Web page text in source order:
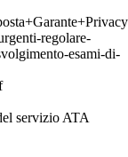
regolare-
esami-di-
servizio ATA